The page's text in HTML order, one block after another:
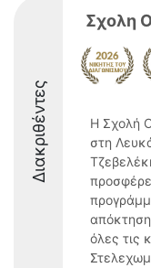
Διακριθέντες
Σχολη
Η Σχολή
στη
όλες τις